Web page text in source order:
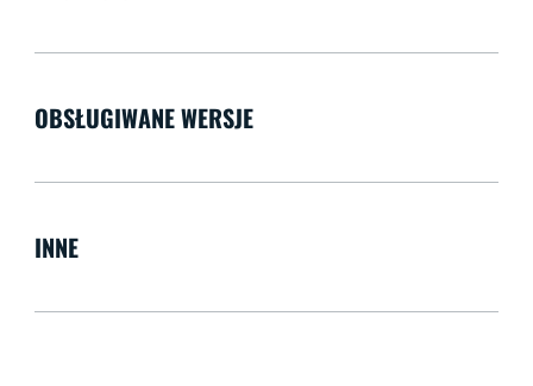
OBSŁUGIWANE WERSJE
INNE